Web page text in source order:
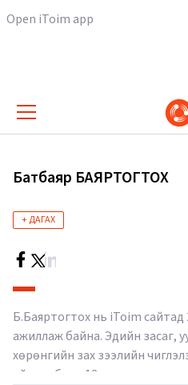
Open iToim app
Батбаяр БАЯРТОГТОХ
+ ДАГАХ
Б.Баяртогтох нь iToim сайтад
ажиллаж байна. Эдийн засаг,
хөрөнгийн зах зээлийн
зүйн салбарт 13 дахь жилдээ